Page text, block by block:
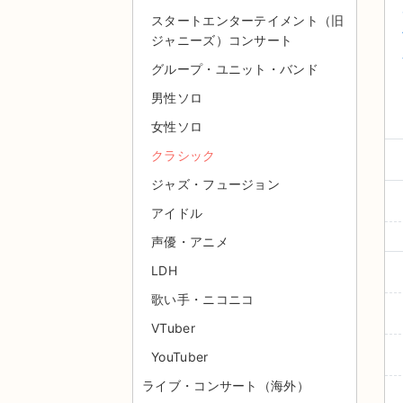
スタートエンターテイメント（旧
ジャニーズ）コンサート
グループ・ユニット・バンド
男性ソロ
女性ソロ
クラシック
ジャズ・フュージョン
アイドル
声優・アニメ
LDH
歌い手・ニコニコ
VTuber
YouTuber
ライブ・コンサート（海外）